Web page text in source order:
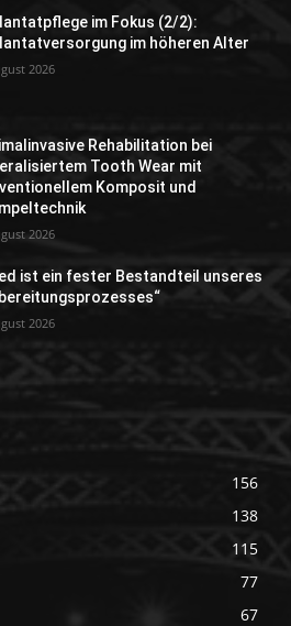
im Fokus (2/2):
im höheren Alter
2026
Rehabilitation bei
Tooth Wear mit
Komposit und
2026
ist ein fester Bestandteil unseres
2026
156
138
115
77
67